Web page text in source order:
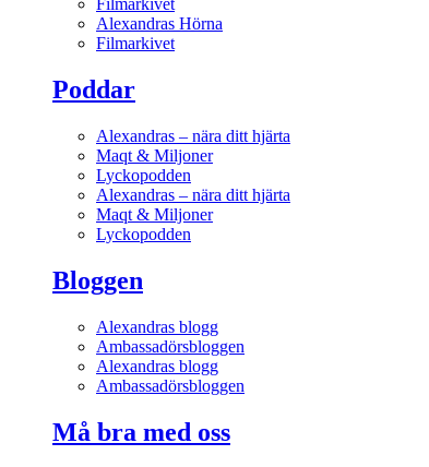
Filmarkivet
Alexandras Hörna
Filmarkivet
Poddar
Alexandras – nära ditt hjärta
Maqt & Miljoner
Lyckopodden
Alexandras – nära ditt hjärta
Maqt & Miljoner
Lyckopodden
Bloggen
Alexandras blogg
Ambassadörsbloggen
Alexandras blogg
Ambassadörsbloggen
Må bra med oss